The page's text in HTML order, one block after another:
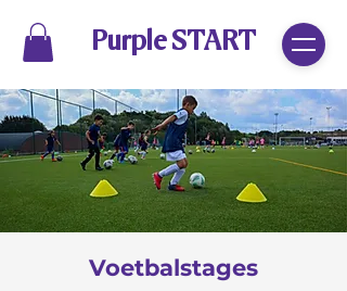
Purple START
Voetbalstages